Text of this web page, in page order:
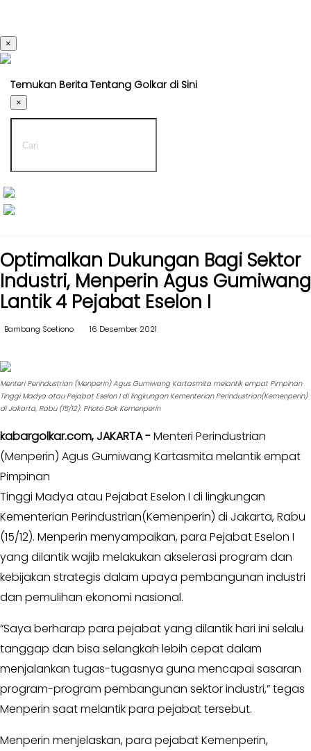
×
Temukan Berita Tentang Golkar di Sini
×
Kabar
Kabar
Daerah
Parlemen
Kabar
Karya
Kekaryaan
Sayap
Golkar
Kagol
TV
Kabar
Opini
Kabar
Kader
Kabar
Kabar
Kabar
Kabinet
Kabar
UKM
Kabar
DPP
Pojok
Kabar
Photo
Kabar
Nasional
-
UMUM
-
Daerah
-
UMUM
I
-
DPD
-
DPR
-
DPRD
-
DPRD
II
Kabar
Karya
Kekaryaan
-
SOKSI
MKGR
-
1957
-
AMPI
AL
Optimalkan Dukungan Bagi Sektor
Industri, Menperin Agus Gumiwang
Lantik 4 Pejabat Eselon I
Bambang Soetiono 16 Desember 2021
Menteri Perindustrian (Menperin) Agus Gumiwang Kartasmita melantik empat Pimpinan
Tinggi Madya atau Pejabat Eselon I di lingkungan Kementerian Perindustrian(Kemenperin)
di Jakarta, Rabu (15/12). Photo Dok Kemenperin
kabargolkar.com, JAKARTA -Menteri Perindustrian
(Menperin) Agus Gumiwang Kartasmita melantik empat
Pimpinan
Tinggi Madya atau Pejabat Eselon I di lingkungan
Kementerian Perindustrian(Kemenperin) di Jakarta, Rabu
(15/12). Menperin menyampaikan, para Pejabat Eselon I
yang dilantik wajib melakukan akselerasi program dan
kebijakan strategis dalam upaya pembangunan industri
dan pemulihan ekonomi nasional.
“Saya berharap para pejabat yang dilantik hari ini selalu
tanggap dan bisa selangkah lebih cepat dalam
menjalankan tugas-tugasnya guna mencapai sasaran
program-program pembangunan sektor industri,” tegas
Menperin saat melantik para pejabat tersebut.
Menperin menjelaskan, para pejabat Kemenperin,